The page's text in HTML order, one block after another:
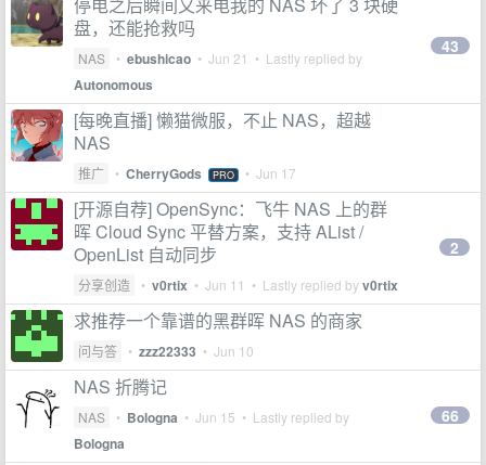
盘，还能抢救吗
NAS • ebushicao • Jun 21 • Lastly replied by
Autonomous
43
[每晚直播] 懒猫微服，不止 NAS，超越
NAS
推广 • CherryGods PRO • Jun 17
[开源自荐] OpenSync：飞牛 NAS 上的群
晖 Cloud Sync 平替方案，支持 AList /
OpenList 自动同步
分享创造 • v0rtix • Jun 11 • Lastly replied byv0rtix
2
求推荐一个靠谱的黑群晖 NAS 的商家
问与答 • zzz22333 • Jun 10
NAS 折腾记
NAS • Bologna • Jun 15 • Lastly replied by
Bologna
66